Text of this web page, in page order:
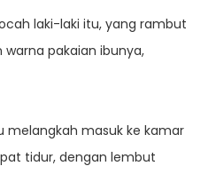
laki-laki itu, yang rambut
pakaian ibunya,
melangkah masuk ke kamar
tidur, dengan lembut